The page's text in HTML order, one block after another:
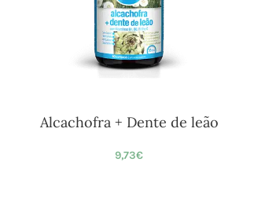
Alcachofra + Dente de leão
9,73€